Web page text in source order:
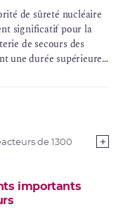
de sûreté nucléaire
significatifpour la
de secours des
une durée supérieure
de 1300
importants